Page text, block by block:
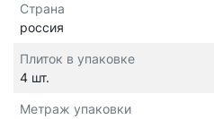
Страна
россия
Плиток в упаковке
4 шт.
Метраж упаковки